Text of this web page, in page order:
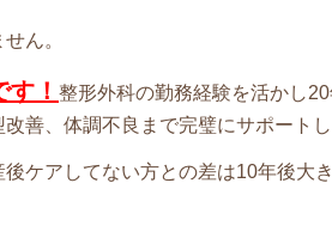
ん。
！ 整形外科の勤務経験を活かし
善、体調不良まで完璧にサポートし
ケアしてない方との差は10年後大